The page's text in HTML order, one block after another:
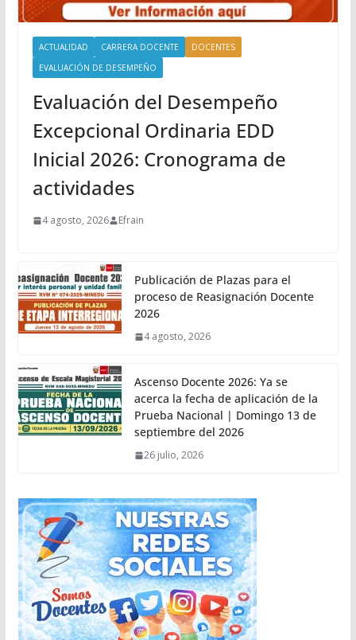
ACTUALIDAD CARRERA DOCENTE
DOCENTES
EVALUACIÓN DE DESEMPEÑO
Evaluación del Desempeño
Excepcional Ordinaria EDD
Inicial 2026: Cronograma de
actividades
4 agosto, 2026 Efrain
Publicación de Plazas para el
proceso de Reasignación Docente
2026
4 agosto, 2026
Ascenso Docente 2026: Ya se
acerca la fecha de aplicación de la
Prueba Nacional | Domingo 13 de
septiembre del 2026
26 julio, 2026